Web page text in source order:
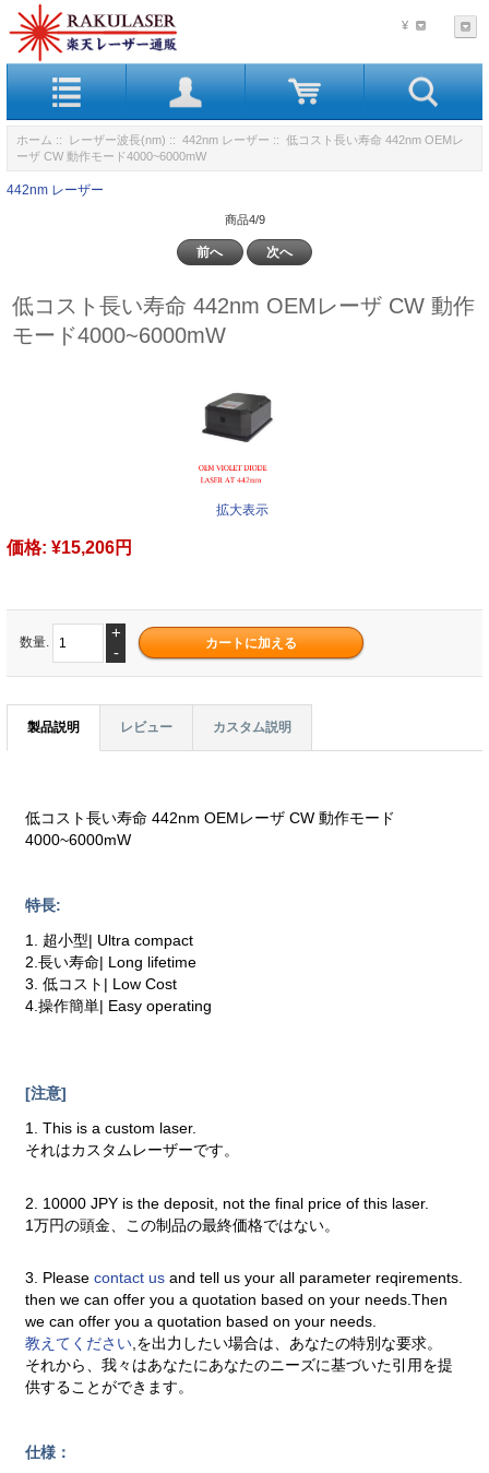
¥
ホーム :: レーザー波長(nm) :: 442nm レーザー :: 低コスト長い寿命 442nm OEMレ
ーザ CW 動作モード4000~6000mW
442nm レーザー
商品4/9
前へ 次へ
低コスト長い寿命 442nm OEMレーザ CW 動作
モード4000~6000mW
拡大表示
価格: ¥15,206円
数量.
+
-
製品説明 レビュー カスタム説明
低コスト長い寿命 442nm OEMレーザ CW 動作モード
4000~6000mW
特長:
1. 超小型| Ultra compact
2.長い寿命| Long lifetime
3. 低コスト| Low Cost
4.操作簡単| Easy operating
[注意]
1. This is a custom laser.
それはカスタムレーザーです。
2. 10000 JPY is the deposit, not the final price of this laser.
1万円の頭金、この制品の最終価格ではない。
3. Pleasecontact usand tell us your all parameter reqirements.
then we can offer you a quotation based on your needs.Then
we can offer you a quotation based on your needs.
教えてください,を出力したい場合は、あなたの特別な要求。
それから、我々はあなたにあなたのニーズに基づいた引用を提
供することができます。
仕様：